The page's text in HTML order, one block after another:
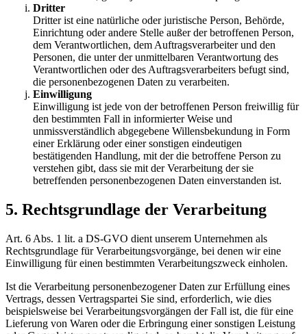
Dritter
Dritter ist eine natürliche oder juristische Person, Behörde,
Einrichtung oder andere Stelle außer der betroffenen Person,
dem Verantwortlichen, dem Auftragsverarbeiter und den
Personen, die unter der unmittelbaren Verantwortung des
Verantwortlichen oder des Auftragsverarbeiters befugt sind,
die personenbezogenen Daten zu verarbeiten.
Einwilligung
Einwilligung ist jede von der betroffenen Person freiwillig für
den bestimmten Fall in informierter Weise und
unmissverständlich abgegebene Willensbekundung in Form
einer Erklärung oder einer sonstigen eindeutigen
bestätigenden Handlung, mit der die betroffene Person zu
verstehen gibt, dass sie mit der Verarbeitung der sie
betreffenden personenbezogenen Daten einverstanden ist.
5. Rechtsgrundlage der Verarbeitung
Art. 6 Abs. 1 lit. a DS-GVO dient unserem Unternehmen als
Rechtsgrundlage für Verarbeitungsvorgänge, bei denen wir eine
Einwilligung für einen bestimmten Verarbeitungszweck einholen.
Ist die Verarbeitung personenbezogener Daten zur Erfüllung eines
Vertrags, dessen Vertragspartei Sie sind, erforderlich, wie dies
beispielsweise bei Verarbeitungsvorgängen der Fall ist, die für eine
Lieferung von Waren oder die Erbringung einer sonstigen Leistung